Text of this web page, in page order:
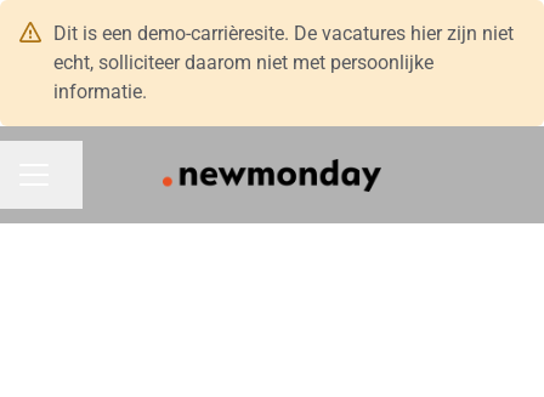
Dit is een demo-carrièresite. De vacatures hier zijn niet
echt, solliciteer daarom niet met persoonlijke
informatie.